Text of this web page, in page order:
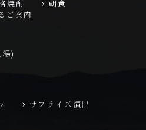
焼酎
朝食
ご案内
)
サプライズ演出